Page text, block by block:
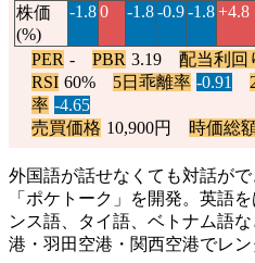
株価
(%)
-1.80 -1.8-0.9-1.8+4.8
PER - PBR 3.19 配当利回
RSI 60% 5日乖離率 -0.91
率 -4.65
売買価格 10,900円 時価総
外国語が話せなくても対話が
「ポケトーク」を開発。英語
ンス語、タイ語、ベトナム語
港・羽田空港・関西空港でレン